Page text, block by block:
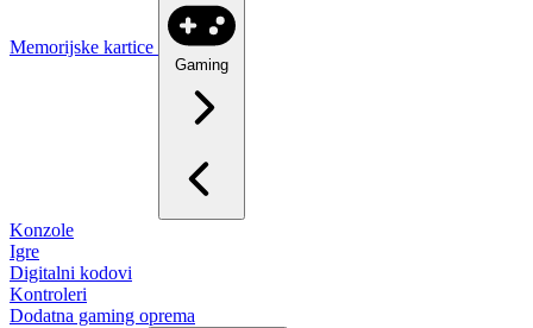
Memorijske kartice
Gaming
Konzole
Igre
Digitalni kodovi
Kontroleri
Dodatna gaming oprema